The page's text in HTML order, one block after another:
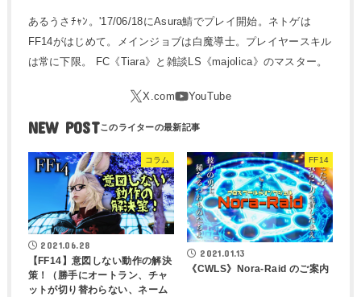
あるうさﾁｬﾝ。'17/06/18にAsura鯖でプレイ開始。ネトゲは
FF14がはじめて。メインジョブは白魔導士。プレイヤースキル
は常に下限。 FC《Tiara》と雑談LS《majolica》のマスター。
NEW POST
コラム
2021.06.28
【FF14】意図しない動作の解決
策！（勝手にオートラン、チャ
ットが切り替わらない、ネーム
FF14
2021.01.13
《CWLS》Nora-Raid のご案内